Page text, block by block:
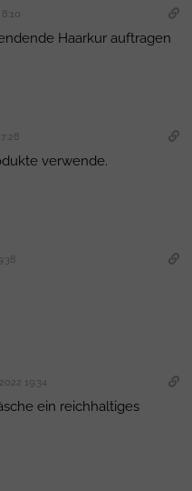
Haarkur auftragen
verwende.
19:34
ein reichhaltiges